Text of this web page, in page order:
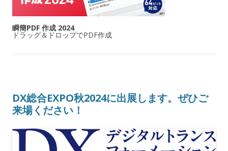
瞬簡PDF 作成 2024
ドラッグ＆ドロップでPDF作成
DX総合EXPO秋2024に出展します。ぜひご
来場ください！